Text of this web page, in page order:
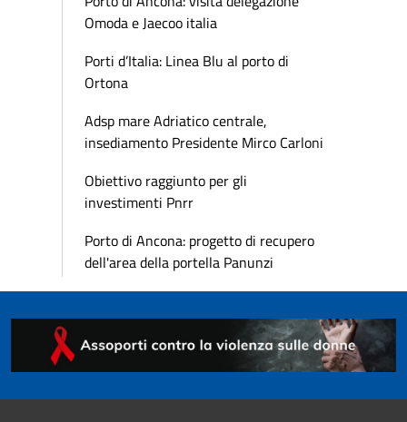
Omoda e Jaecoo italia
Porti d’Italia: Linea Blu al porto di
Ortona
Adsp mare Adriatico centrale,
insediamento Presidente Mirco Carloni
Obiettivo raggiunto per gli
investimenti Pnrr
Porto di Ancona: progetto di recupero
dell'area della portella Panunzi